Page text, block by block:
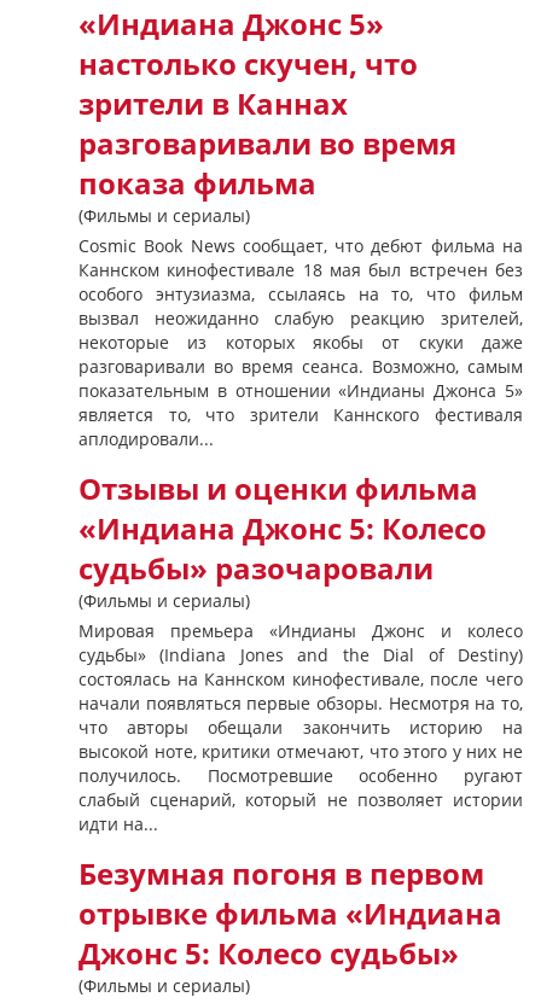
«Индиана Джонс 5»
настолько скучен, что
зрители в Каннах
разговаривали во время
показа фильма
(Фильмы и сериалы)
Cosmic Book News сообщает, что дебют фильма на
Каннском кинофестивале 18 мая был встречен без
особого энтузиазма, ссылаясь на то, что фильм
вызвал неожиданно слабую реакцию зрителей,
некоторые из которых якобы от скуки даже
разговаривали во время сеанса. Возможно, самым
показательным в отношении «Индианы Джонса 5»
является то, что зрители Каннского фестиваля
аплодировали...
Отзывы и оценки фильма
«Индиана Джонс 5: Колесо
судьбы» разочаровали
(Фильмы и сериалы)
Мировая премьера «Индианы Джонс и колесо
судьбы» (Indiana Jones and the Dial of Destiny)
состоялась на Каннском кинофестивале, после чего
начали появляться первые обзоры. Несмотря на то,
что авторы обещали закончить историю на
высокой ноте, критики отмечают, что этого у них не
получилось. Посмотревшие особенно ругают
слабый сценарий, который не позволяет истории
идти на...
Безумная погоня в первом
отрывке фильма «Индиана
Джонс 5: Колесо судьбы»
(Фильмы и сериалы)